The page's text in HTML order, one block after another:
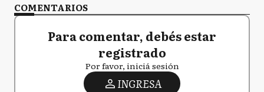
COMENTARIOS
Para comentar, debés estar
registrado
Por favor, iniciá sesión
INGRESA